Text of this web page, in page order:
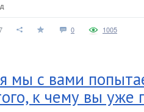
0 1005
мы с вами
к чему вы уже